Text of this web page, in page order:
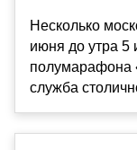
Несколько
июня до утра 5
полумарафона
служба